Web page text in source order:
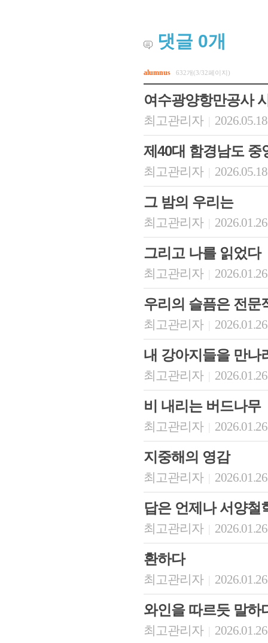
댓글 0개
alumnus 632개(3/32페이지)
여수광양항만공사
최고관리자
제40대 함경남도 중
최고관리자
그 밤의 우리는
최고관리자
그리고 나를 읽었다
최고관리자
우리의 슬픔은 전문
최고관리자
내 강아지들을 만나
최고관리자
비 내리는 버드나무
최고관리자
지중해의 영감
최고관리자
답은 언제나 서양철
최고관리자
환하다
최고관리자
와인을 따르듯 말하
최고관리자